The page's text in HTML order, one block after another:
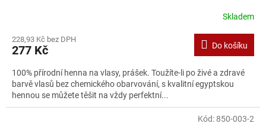
Skladem
228,93 Kč bez DPH
277 Kč Do košíku
100% přírodní henna na vlasy, prášek. Toužíte-li po živé a zdravé
barvě vlasů bez chemického obarvování, s kvalitní egyptskou
hennou se můžete těšit na vždy perfektní...
Kód: 850-003-2